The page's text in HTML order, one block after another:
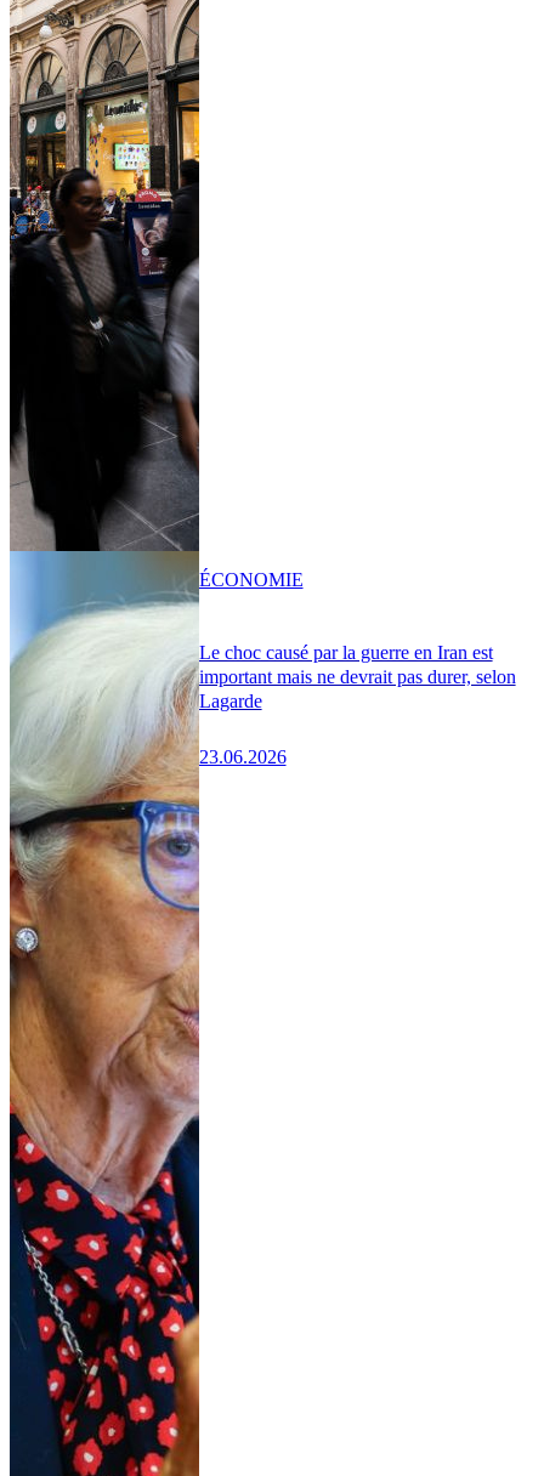
Le choc causé par la guerre en Iran est
important mais ne devrait pas durer, selon
Lagarde
23.06.2026
ÉCONOMIE